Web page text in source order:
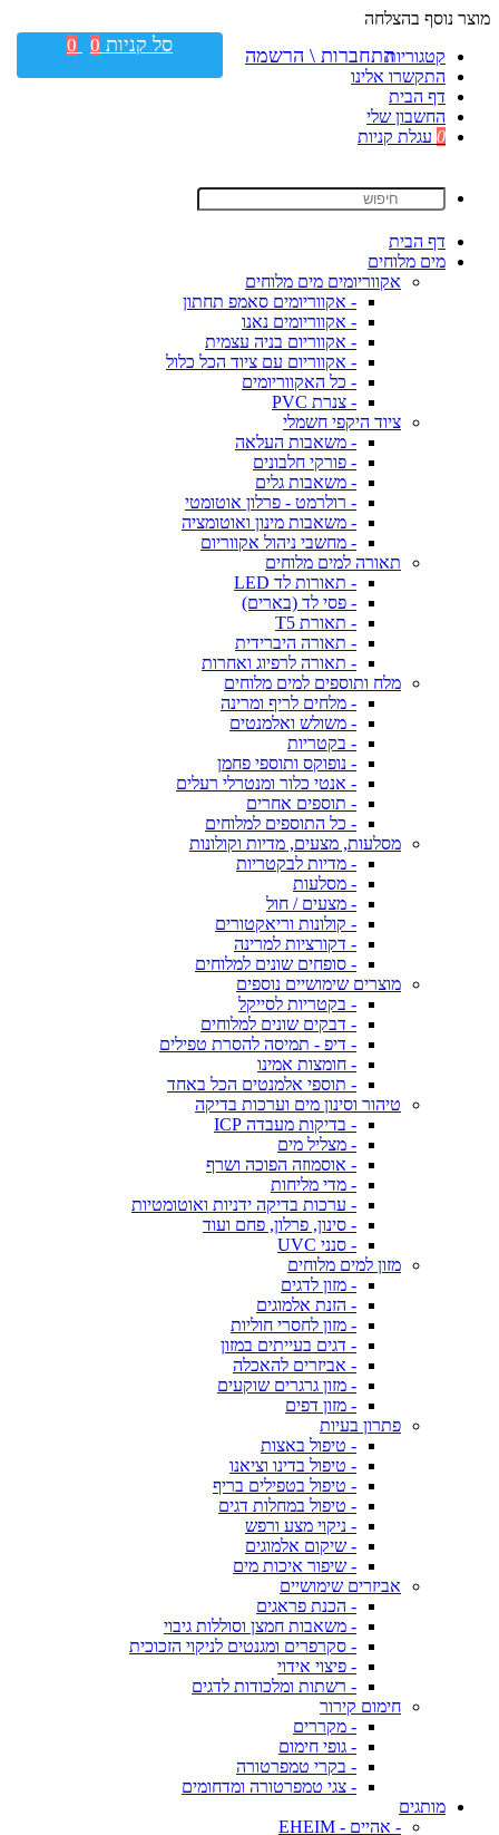
מוצר נוסף בהצלחה
קטגוריות
התקשרו אלינו
דף הבית
החשבון שלי
0 עגלת קניות
דף הבית
מים מלוחים
אקווריומים מים מלוחים
- אקווריומים סאמפ תחתון
- אקווריומים נאנו
- אקווריום בניה עצמית
- אקווריום עם ציוד הכל כלול
- כל האקווריומים
- צנרת PVC
ציוד היקפי חשמלי
- משאבות העלאה
- פורקי חלבונים
- משאבות גלים
- רולרמט - פרלון אוטומטי
- משאבות מינון ואוטומציה
- מחשבי ניהול אקווריום
תאורה למים מלוחים
- תאורות לד LED
- פסי לד (בארים)
- תאורת T5
- תאורה היברידית
- תאורה לרפיוג ואחרות
מלח ותוספים למים מלוחים
- מלחים לריף ומרינה
- משולש ואלמנטים
- בקטריות
- נופוקס ותוספי פחמן
- אנטי כלור ומנטרלי רעלים
- תוספים אחרים
- כל התוספים למלוחים
מסלעות, מצעים, מדיות וקולונות
- מדיות לבקטריות
- מסלעות
- מצעים / חול
- קולונות וריאקטורים
- דקורציות למרינה
- סופחים שונים למלוחים
מוצרים שימושיים נוספים
- בקטריות לסייקל
- דבקים שונים למלוחים
- דיפ - תמיסה להסרת טפילים
- חומצות אמינו
- תוספי אלמנטים הכל באחד
טיהור וסינון מים וערכות בדיקה
- בדיקות מעבדה ICP
- מצליל מים
- אוסמוזה הפוכה ושרף
- מדי מליחות
- ערכות בדיקה ידניות ואוטומטיות
- סינון, פרלון, פחם ועוד
- סנני UVC
מזון למים מלוחים
- מזון לדגים
- הזנת אלמוגים
- מזון לחסרי חוליות
- דגים בעייתים במזון
- אביזרים להאכלה
- מזון גרגרים שוקעים
- מזון דפים
פתרון בעיות
- טיפול באצות
- טיפול בדינו וציאנו
- טיפול בטפילים בריף
- טיפול במחלות דגים
- ניקוי מצע ורפש
- שיקום אלמוגים
- שיפור איכות מים
אביזרים שימושיים
- הכנת פראגים
- משאבות חמצן וסוללות גיבוי
- סקרפרים ומגנטים לניקוי הזכוכית
- פיצוי אידוי
- רשתות ומלכודות לדגים
חימום קירור
- מקררים
- גופי חימום
- בקרי טמפרטורה
- צגי טמפרטורה ומדחומים
מותגים
- אהיים - EHEIM
התחברות \ הרשמה סל קניות 0
0